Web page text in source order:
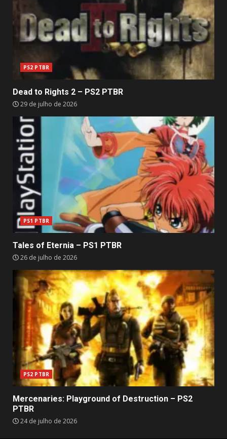
PS2 PTBR
Dead to Rights 2 – PS2 PTBR
29 de julho de 2026
PS1 PTBR
Tales of Eternia – PS1 PTBR
26 de julho de 2026
PS2 PTBR
Mercenaries: Playground of Destruction – PS2
PTBR
24 de julho de 2026